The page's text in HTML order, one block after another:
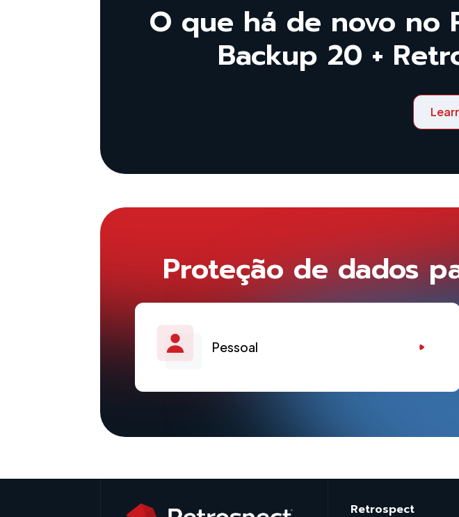
O que há de novo no
Backup 20 +
Proteção de dados
Pessoal
Retrospect